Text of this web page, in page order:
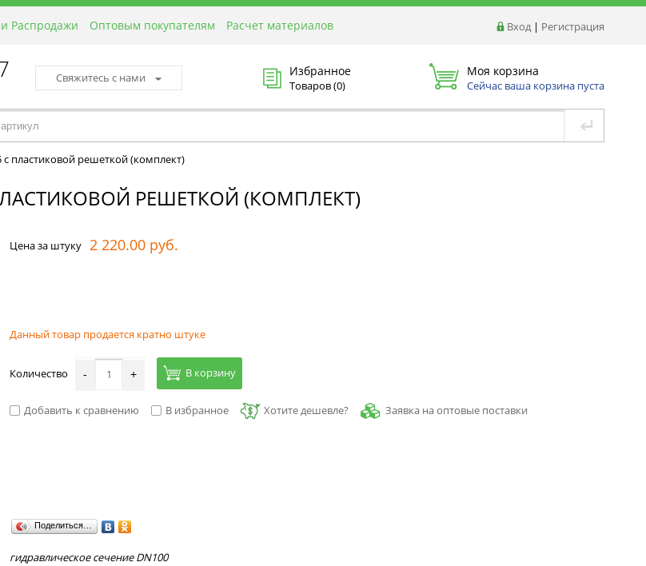
Вход | Регистрация
Распродажи Оптовым покупателям Расчет материалов
Свяжитесь с нами Избранное
Товаров (0)
Моя корзина
Сейчас ваша корзина пуста
пластиковой решеткой (комплект)
РЕШЕТКОЙ (КОМПЛЕКТ)
Цена за штуку 2 220.00 руб.
Данный товар продается кратно штуке
Количество - + В корзину
Добавить к сравнению В избранное Хотите дешевле? Заявка на оптовые поставки
Поделиться…
гидравлическое сечение DN100